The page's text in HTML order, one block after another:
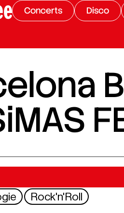
Concerts Disco
Rock'n'Roll